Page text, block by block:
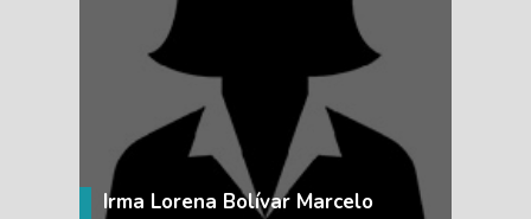
Irma Lorena Bolívar Marcelo